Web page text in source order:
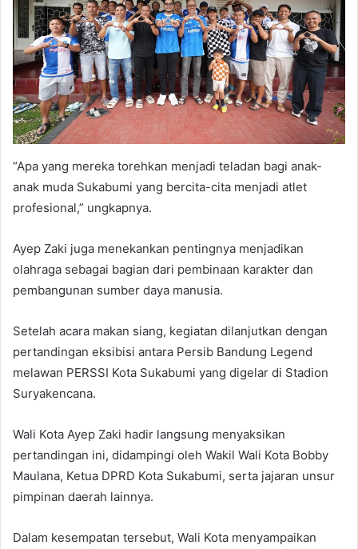
“Apa yang mereka torehkan menjadi teladan bagi anak-
anak muda Sukabumi yang bercita-cita menjadi atlet
profesional,” ungkapnya.
Ayep Zaki juga menekankan pentingnya menjadikan
olahraga sebagai bagian dari pembinaan karakter dan
pembangunan sumber daya manusia.
Setelah acara makan siang, kegiatan dilanjutkan dengan
pertandingan eksibisi antara Persib Bandung Legend
melawan PERSSI Kota Sukabumi yang digelar di Stadion
Suryakencana.
Wali Kota Ayep Zaki hadir langsung menyaksikan
pertandingan ini, didampingi oleh Wakil Wali Kota Bobby
Maulana, Ketua DPRD Kota Sukabumi, serta jajaran unsur
pimpinan daerah lainnya.
Dalam kesempatan tersebut, Wali Kota menyampaikan